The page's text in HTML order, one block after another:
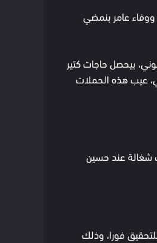
ووفاء عامر بنمضي
بيحصل حاجات كتير
عيب هذه الحملات
شغالة عند حسين
فورا، وذلك